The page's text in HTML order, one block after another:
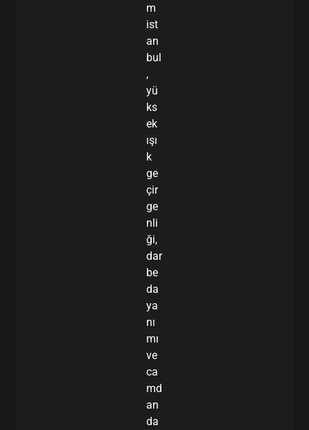
m
ist
an
bul
,
yü
ks
ek
ışı
k
ge
çir
ge
nli
ği,
dar
be
da
ya
nı
mı
ve
ca
md
an
da